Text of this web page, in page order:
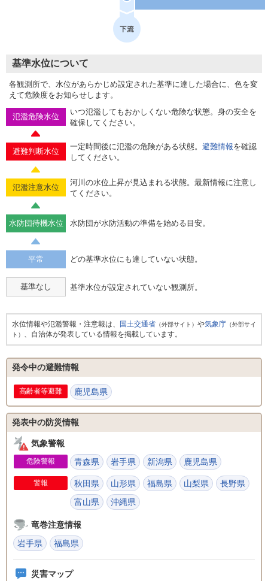
基準水位について
各観測所で、水位があらかじめ設定された基準に達した場合に、色を変
えて危険度をお知らせします。
氾濫危険水位
いつ氾濫してもおかしくない危険な状態。身の安全を
確保してください。
避難判断水位
一定時間後に氾濫の危険がある状態。 避難情報を確認
してください。
氾濫注意水位
河川の水位上昇が見込まれる状態。最新情報に注意し
てください。
水防団待機水位 水防団が水防活動の準備を始める目安。
平常 どの基準水位にも達していない状態。
基準なし 基準水位が設定されていない観測所。
水位情報や氾濫警報・注意報は、 国土交通省 （外部サイト） や気象庁 （外部サイ
ト） 、自治体が発表している情報を掲載しています。
発令中の避難情報
高齢者等避難 鹿児島県
発表中の防災情報
気象警報
危険警報 青森県 岩手県 新潟県 鹿児島県
警報 秋田県 山形県 福島県 山梨県
長野県
富山県
沖縄県
竜巻注意情報
岩手県
福島県
災害マップ